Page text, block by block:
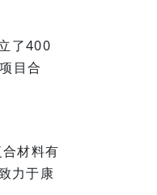
了400
目合
材料有
力于康